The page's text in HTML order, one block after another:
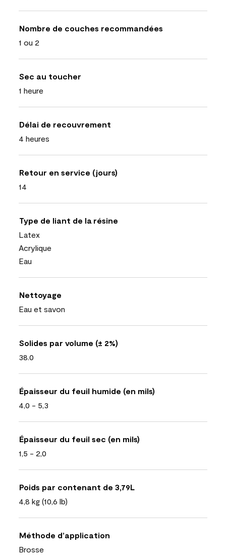
Nombre de couches recommandées
1 ou 2
Sec au toucher
1 heure
Délai de recouvrement
4 heures
Retour en service (jours)
14
Type de liant de la résine
Latex
Acrylique
Eau
Nettoyage
Eau et savon
Solides par volume (± 2%)
38.0
Épaisseur du feuil humide (en mils)
4,0 - 5,3
Épaisseur du feuil sec (en mils)
1,5 - 2,0
Poids par contenant de 3,79L
4,8 kg (10,6 lb)
Méthode d’application
Brosse